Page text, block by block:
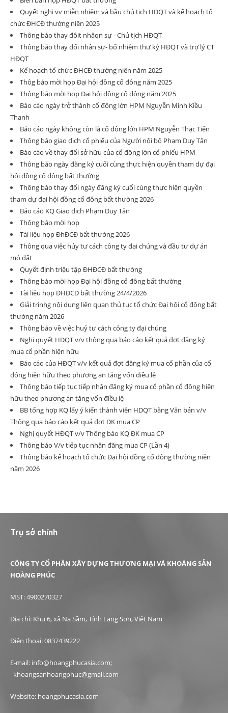
Quyết nghị vv miễn nhiệm và bầu chủ tịch HĐQT và kế hoạch tổ
chức ĐHCĐ thường niên 2025
Thông báo thay đôit nhâqn sự - Chủ tịch HĐQT
Thông báo thay đổi nhân sự- bổ nhiệm thư ký HĐQT và trợ lý CT
HĐQT
Kế hoạch tổ chức ĐHCĐ thường niên năm 2025
Thôg báo mời họp Đại hội đồng cổ đông năm 2025
Thông báo mời họp Đại hội đồng cổ đông năm 2025
Báo cáo ngày trở thành cổ đông lớn HPM Nguyễn Minh Kiều
Thanh
Báo cáo ngày không còn là cổ đông lớn HPM Nguyễn Thạc Tiến
Thông báo giao dịch cổ phiếu của Người nội bộ Phạm Duy Tân
Báo cáo về thay đổi sở hữu của cổ đông lớn cổ phiếu HPM
Thông báo ngày đăng ký cuối cùng thực hiện quyền tham dự đại
hội đồng cổ đông bất thường
Thông báo thay đổi ngày đăng ký cuối cùng thực hiện quyền
tham dự đại hội đồng cổ đông bất thường 2026
Báo cáo KQ Giao dịch Phạm Duy Tân
Thông báo mời họp
Tài liệu họp ĐhĐCĐ bất thường 2026
Thông qua việc hủy tư cách công ty đại chúng và đầu tư dự án
mỏ đất
Quyết định triệu tập ĐHĐCĐ bất thường
Thông báo mời họp Đại hội đồng cổ đông bất thường
Tài liệu họp ĐHĐCD bất thường 24/4/2026
Giải trinhg nội dung liên quan thủ tục tổ chức Đại hội cổ đông bất
thường năm 2026
Thông báo về việc huỷ tư cách công ty đại chúng
Nghi quyết HĐQT v/v thông qua báo cáo kết quả đợt đăng ký
mua cổ phần hiện hữu
Báo cáo của HĐQT v/v kết quả đợt đăng ký mua cổ phần của cổ
đông hiện hữu theo phương an tăng vốn điều lệ
Thông báo tiếp tục tiếp nhận đăng ký mua cổ phần cổ đông hiện
hữu theo phương án tăng vốn điều lệ
BB tổng hợp KQ lấy ý kiến thành viên HDQT bằng Văn bản v/v
Thông qua báo cáo kết quả đợt ĐK mua CP
Nghị quyết HĐQT v/v Thông báo KQ ĐK mua CP
Thông báo V/v tiếp tục nhận đăng mua CP (Lần 4)
Thông báo kế hoạch tổ chức Đại hội đồng cổ đông thường niên
năm 2026
Trụ sở chính
CÔNG TY CỔ PHẦN XÂY DỰNG THƯƠNG MẠI VÀ KHOÁNG SẢN
HOÀNG PHÚC
MST: 4900270327
Địa chỉ: Khu 6, xã Na Sầm, Tỉnh Lạng Sơn, Việt Nam
Điện thoại: 0837439222
E-mail: info@hoangphucasia.com;
khoangsanhoangphuc@gmail.com
Website: hoangphucasia.com